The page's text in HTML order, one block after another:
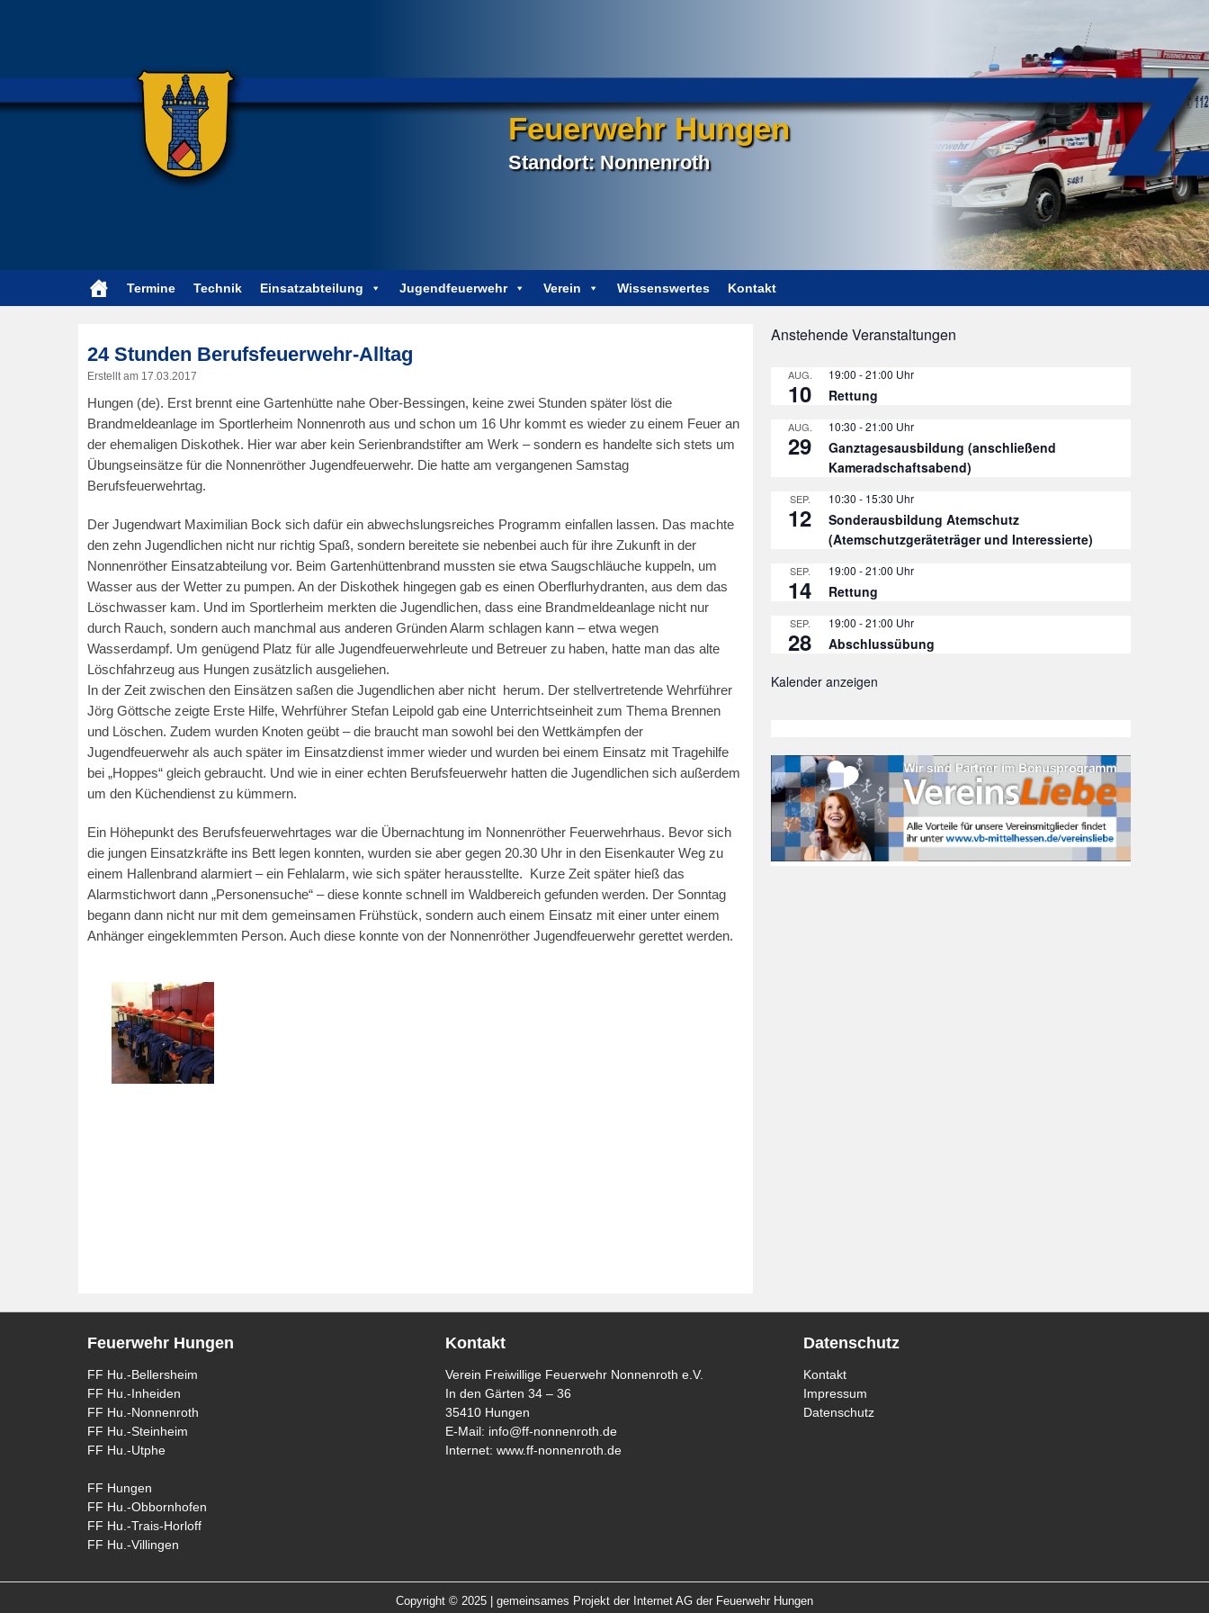
Feuerwehr Hungen
Standort: Nonnenroth
Termine Technik Einsatzabteilung Jugendfeuerwehr Verein Wissenswertes Kontakt
navigation
24 Stunden Berufsfeuerwehr-Alltag
Erstellt am 17.03.2017
Hungen (de). Erst brennt eine Gartenhütte nahe Ober-Bessingen, keine zwei Stunden später löst die
Brandmeldeanlage im Sportlerheim Nonnenroth aus und schon um 16 Uhr kommt es wieder zu einem Feuer an
der ehemaligen Diskothek. Hier war aber kein Serienbrandstifter am Werk – sondern es handelte sich stets um
Übungseinsätze für die Nonnenröther Jugendfeuerwehr. Die hatte am vergangenen Samstag
Berufsfeuerwehrtag.
Der Jugendwart Maximilian Bock sich dafür ein abwechslungsreiches Programm einfallen lassen. Das machte
den zehn Jugendlichen nicht nur richtig Spaß, sondern bereitete sie nebenbei auch für ihre Zukunft in der
Nonnenröther Einsatzabteilung vor. Beim Gartenhüttenbrand mussten sie etwa Saugschläuche kuppeln, um
Wasser aus der Wetter zu pumpen. An der Diskothek hingegen gab es einen Oberflurhydranten, aus dem das
Löschwasser kam. Und im Sportlerheim merkten die Jugendlichen, dass eine Brandmeldeanlage nicht nur
durch Rauch, sondern auch manchmal aus anderen Gründen Alarm schlagen kann – etwa wegen
Wasserdampf. Um genügend Platz für alle Jugendfeuerwehrleute und Betreuer zu haben, hatte man das alte
Löschfahrzeug aus Hungen zusätzlich ausgeliehen.
In der Zeit zwischen den Einsätzen saßen die Jugendlichen aber nicht herum. Der stellvertretende Wehrführer
Jörg Göttsche zeigte Erste Hilfe, Wehrführer Stefan Leipold gab eine Unterrichtseinheit zum Thema Brennen
und Löschen. Zudem wurden Knoten geübt – die braucht man sowohl bei den Wettkämpfen der
Jugendfeuerwehr als auch später im Einsatzdienst immer wieder und wurden bei einem Einsatz mit Tragehilfe
bei „Hoppes“ gleich gebraucht. Und wie in einer echten Berufsfeuerwehr hatten die Jugendlichen sich außerdem
um den Küchendienst zu kümmern.
Ein Höhepunkt des Berufsfeuerwehrtages war die Übernachtung im Nonnenröther Feuerwehrhaus. Bevor sich
die jungen Einsatzkräfte ins Bett legen konnten, wurden sie aber gegen 20.30 Uhr in den Eisenkauter Weg zu
einem Hallenbrand alarmiert – ein Fehlalarm, wie sich später herausstellte. Kurze Zeit später hieß das
Alarmstichwort dann „Personensuche“ – diese konnte schnell im Waldbereich gefunden werden. Der Sonntag
begann dann nicht nur mit dem gemeinsamen Frühstück, sondern auch einem Einsatz mit einer unter einem
Anhänger eingeklemmten Person. Auch diese konnte von der Nonnenröther Jugendfeuerwehr gerettet werden.
Anstehende Veranstaltungen
AUG.
10
19:00 -21:00
Rettung
AUG.
29
10:30 -21:00
Ganztagesausbildung (anschließend
Kameradschaftsabend)
SEP.
12
10:30 - 15:30
Sonderausbildung Atemschutz
(Atemschutzgeräteträger und Interessierte)
SEP.
14
19:00 -21:00
Rettung
SEP.
28
19:00 -21:00
Abschlussübung
Kalender anzeigen
Feuerwehr Hungen
FF Hu.-Bellersheim
FF Hu.-Inheiden
FF Hu.-Nonnenroth
FF Hu.-Steinheim
FF Hu.-Utphe
FF Hungen
FF Hu.-Obbornhofen
FF Hu.-Trais-Horloff
FF Hu.-Villingen
Kontakt
Verein Freiwillige Feuerwehr Nonnenroth e.V.
In den Gärten 34 – 36
35410 Hungen
E-Mail: info@ff-nonnenroth.de
Internet: www.ff-nonnenroth.de
Datenschutz
Kontakt
Impressum
Datenschutz
Copyright © 2025 | gemeinsames Projekt der Internet AG der Feuerwehr Hungen